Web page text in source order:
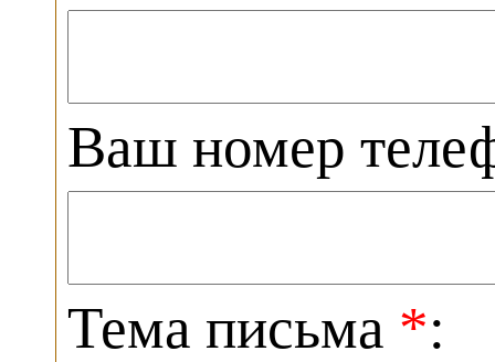
Ваш номер
Тема письма *: